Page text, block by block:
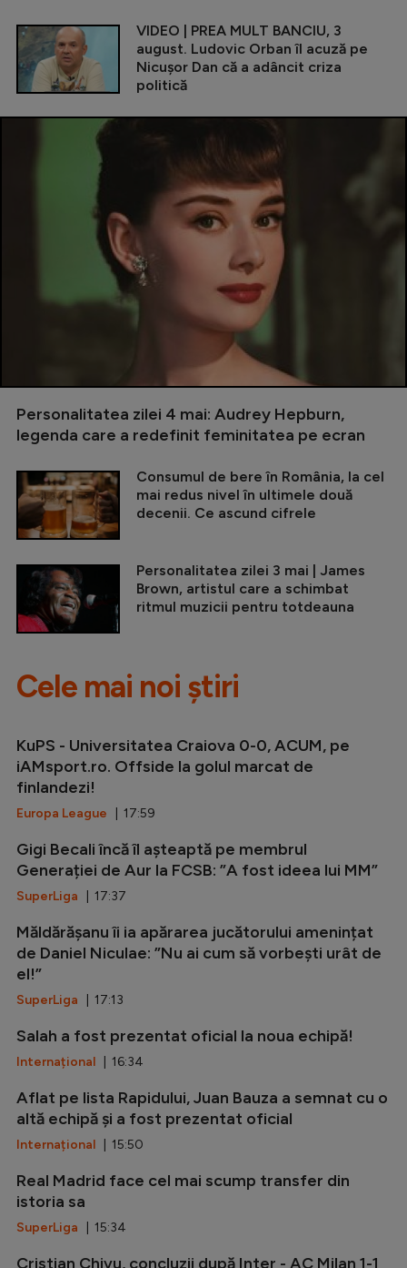
VIDEO | PREA MULT BANCIU, 3
august. Ludovic Orban îl acuză pe
Nicușor Dan că a adâncit criza
politică
Personalitatea zilei 4 mai: Audrey Hepburn,
legenda care a redefinit feminitatea pe ecran
Consumul de bere în România, la cel
mai redus nivel în ultimele două
decenii. Ce ascund cifrele
Personalitatea zilei 3 mai | James
Brown, artistul care a schimbat
ritmul muzicii pentru totdeauna
Cele mai noi știri
KuPS - Universitatea Craiova 0-0, ACUM, pe
iAMsport.ro. Offside la golul marcat de
finlandezi!
Europa League | 17:59
Gigi Becali încă îl așteaptă pe membrul
Generației de Aur la FCSB: ”A fost ideea lui MM”
SuperLiga | 17:37
Măldărășanu îi ia apărarea jucătorului amenințat
de Daniel Niculae: ”Nu ai cum să vorbești urât de
el!”
SuperLiga | 17:13
Salah a fost prezentat oficial la noua echipă!
Internațional | 16:34
Aflat pe lista Rapidului, Juan Bauza a semnat cu o
altă echipă și a fost prezentat oficial
Internațional | 15:50
Real Madrid face cel mai scump transfer din
istoria sa
SuperLiga | 15:34
Cristian Chivu, concluzii după Inter - AC Milan 1-1